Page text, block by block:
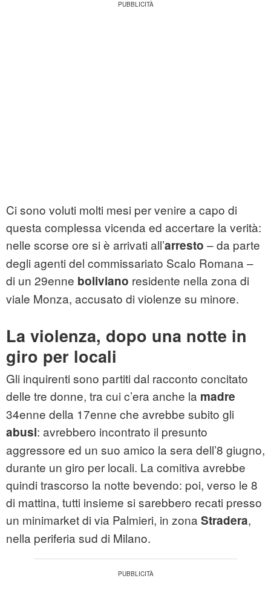
Ci sono voluti molti mesi per venire a capo di
questa complessa vicenda ed accertare la verità:
nelle scorse ore si è arrivati all’arresto – da parte
degli agenti del commissariato Scalo Romana –
di un 29enne boliviano residente nella zona di
viale Monza, accusato di violenze su minore.
La violenza, dopo una notte in
giro per locali
Gli inquirenti sono partiti dal racconto concitato
delle tre donne, tra cui c’era anche la madre
34enne della 17enne che avrebbe subito gli
abusi: avrebbero incontrato il presunto
aggressore ed un suo amico la sera dell’8 giugno,
durante un giro per locali. La comitiva avrebbe
quindi trascorso la notte bevendo: poi, verso le 8
di mattina, tutti insieme si sarebbero recati presso
un minimarket di via Palmieri, in zona Stradera,
nella periferia sud di Milano.